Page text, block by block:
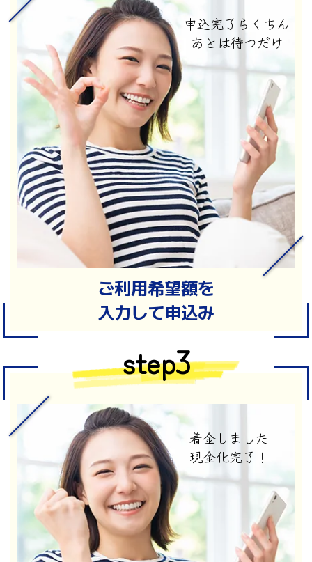
申込完了らくちん
あとは待つだけ
ご利用希望額を
入力して申込み
step3
着金しました
現金化完了！